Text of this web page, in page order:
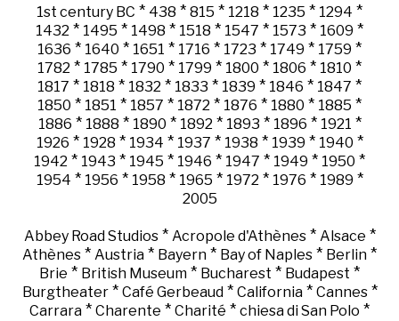
1st century BC * 438 * 815 * 1218 * 1235 * 1294 *
1432 * 1495 * 1498 * 1518 * 1547 * 1573 * 1609 *
1636 * 1640 * 1651 * 1716 * 1723 * 1749 * 1759 *
1782 * 1785 * 1790 * 1799 * 1800 * 1806 * 1810 *
1817 * 1818 * 1832 * 1833 * 1839 * 1846 * 1847 *
1850 * 1851 * 1857 * 1872 * 1876 * 1880 * 1885 *
1886 * 1888 * 1890 * 1892 * 1893 * 1896 * 1921 *
1926 * 1928 * 1934 * 1937 * 1938 * 1939 * 1940 *
1942 * 1943 * 1945 * 1946 * 1947 * 1949 * 1950 *
1954 * 1956 * 1958 * 1965 * 1972 * 1976 * 1989 *
2005
Abbey Road Studios* Acropole d'Athènes* Alsace *
Athènes * Austria * Bayern * Bay of Naples * Berlin *
Brie * British Museum * Bucharest * Budapest *
Burgtheater* Café Gerbeaud* California* Cannes*
Carrara * Charente * Charité * chiesa di San Polo *